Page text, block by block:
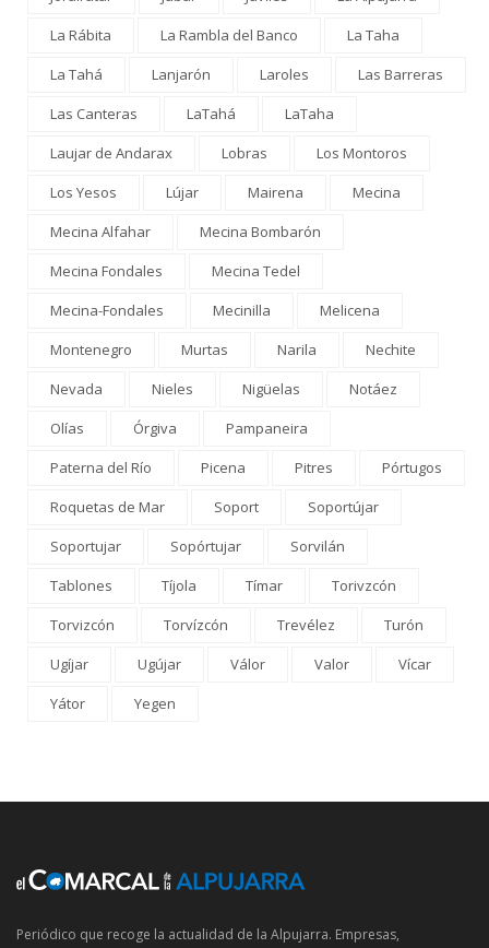
La Rábita
La Rambla del Banco
La Taha
La Tahá
Lanjarón Laroles
Las Barreras
Las Canteras
LaTahá
LaTaha
Laujar de Andarax
Lobras
Los Montoros
Los Yesos
Lújar Mairena
Mecina
Mecina Alfahar
Mecina Bombarón
Mecina Fondales
Mecina Tedel
Mecina-Fondales
Mecinilla
Melicena
Montenegro
Murtas Narila
Nechite
Nevada
Nieles Nigüelas
Notáez
Olías
Órgiva
Pampaneira
Paterna del Río
Picena Pitres
Pórtugos
Roquetas de Mar
Soport
Soportújar
Soportujar
Sopórtujar
Sorvilán
Tablones
Tíjola Tímar
Torivzcón
Torvizcón
Torvízcón Trevélez
Turón
Ugíjar
Ugújar Válor Valor
Vícar
Yátor
Yegen
Periódico que recoge la actualidad de la Alpujarra. Empresas,